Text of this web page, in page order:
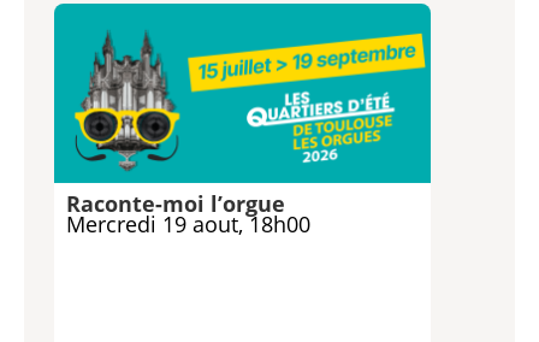
Raconte-moi l’orgue
Mercredi 19 aout, 18h00